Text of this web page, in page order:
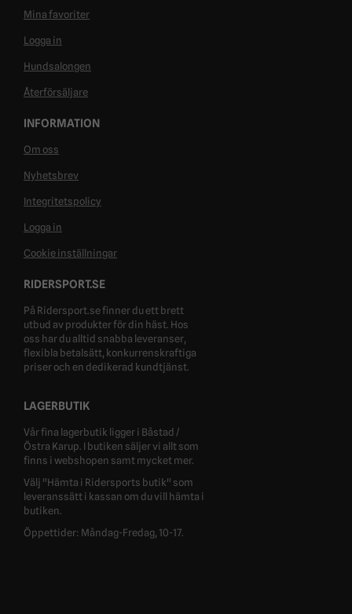
Mina favoriter
Logga in
Hundsalongen
Återförsäljare
INFORMATION
Om oss
Nyhetsbrev
Integritetspolicy
Logga in
Cookie inställningar
RIDERSPORT.SE
På Ridersport.se finner du ett brett
utbud av produkter för din häst. Hos
oss har du alltid snabba leveranser,
flexibla betalsätt, konkurrenskraftiga
priser och en dedikerad kundtjänst.
LAGERBUTIK
Vår fina lagerbutik ligger i Båstad /
Östra Karup. I butiken säljer vi allt som
finns i webshopen samt mycket mer.
Välj "Hämta i Ridersports butik" som
leveranssätt i kassan om du vill hämta i
butiken.
Öppettider: Måndag-Fredag, 10-17.